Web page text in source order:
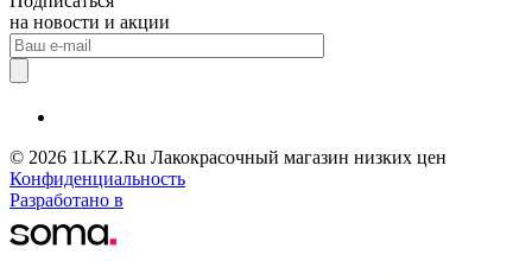
на новости и акции
© 2026 1LKZ.Ru Лакокрасочный магазин низких цен
Конфиденциальность
Разработано в